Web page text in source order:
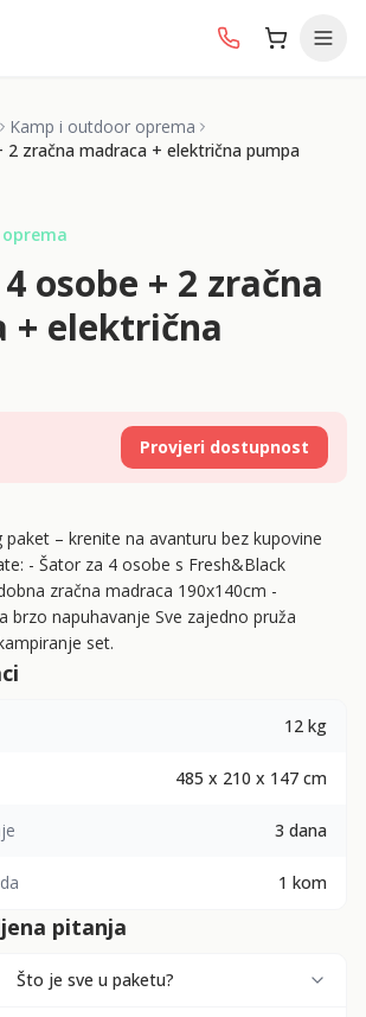
Kamp i outdoor oprema
zračna madraca + električna pumpa
osobe + 2 zračna
+ električna
Provjeri dostupnost
– krenite na avanturu bez kupovine
- Šator za 4 osobe s Fresh&Black
zračna madraca 190x140cm -
brzo napuhavanje Sve zajedno pruža
set.
12 kg
485 x 210 x 147 cm
3 dana
1 kom
pitanja
Što je sve u paketu?